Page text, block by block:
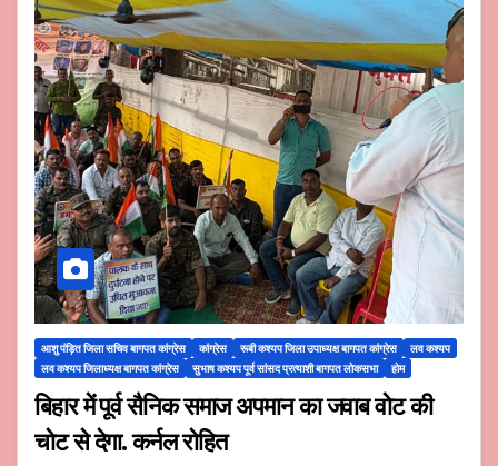
आशु पंड़ित जिला सचिव बागपत कांग्रेस कांग्रेस रूबी कश्यप जिला उपाध्यक्ष बागपत कांग्रेस
लव कश्यप
लव कश्यप जिलाध्यक्ष बागपत कांग्रेस
सुभाष कश्यप पूर्व सांसद प्रत्याशी बागपत लोकसभा होम
बिहार में पूर्व सैनिक समाज अपमान का जवाब वोट की
चोट से देगा. कर्नल रोहित